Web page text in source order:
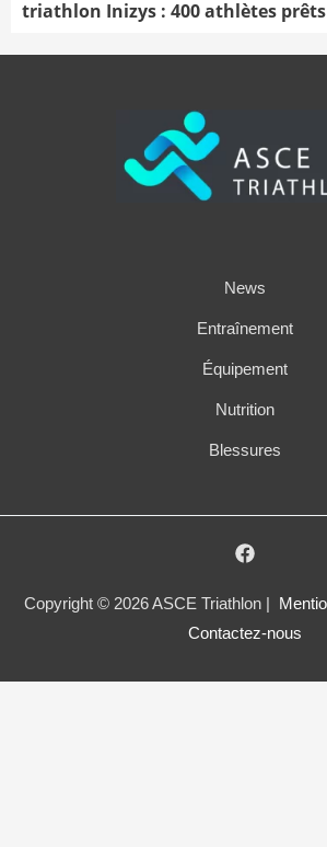
triathlon Inizys : 400 athlètes
News
Entraînement
Équipement
Nutrition
Blessures
Copyright © 2026 ASCE Triathlon |
Contactez-nous